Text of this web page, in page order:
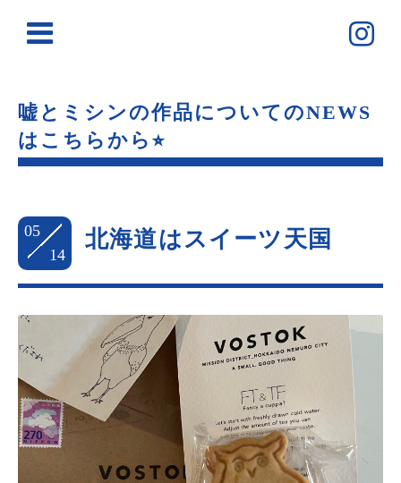
嘘とミシンの作品についてのNEWS
はこちらから⭐︎
05
14
北海道はスイーツ天国